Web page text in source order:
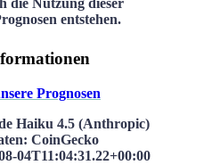
die Nutzung dieser
entstehen.
Prognosen
Haiku 4.5 (Anthropic)
: CoinGecko
04T11:04:31.22+00:00